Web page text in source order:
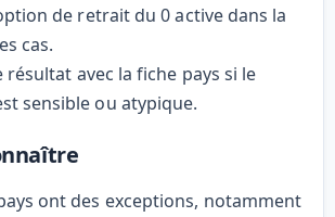
de retrait du 0 active dans la
cas.
résultat avec la fiche pays si le
sensible ou atypique.
ont des exceptions, notamment